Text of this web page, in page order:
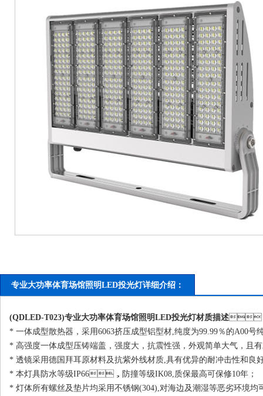
专业大功率体育场馆照明LED投光灯详细介绍：
(QDLED-T023)专业大功率体育场馆照明LED投光灯材质描述
* 一体成型散热器，采用6063挤压成型铝型材,纯度为99.99％的A00号
* 高强度一体成型压铸端盖，强度大，抗震性强，外观简单大气，
* 透镜采用德国拜耳原材料及抗紫外线材质,具有优异的耐冲击性和良好的投光
* 本灯具防水等级IP66，防撞等级IK08,质保最高可保修10年；
* 灯体所有螺丝及垫片均采用不锈钢(304),对海边及潮湿等恶劣环境均可